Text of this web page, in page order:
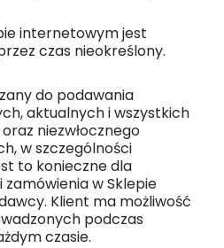
internetowym jest
czas nieokreślony.
do podawania
aktualnych i wszystkich
niezwłocznego
w szczególności
to konieczne dla
zamówienia w Sklepie
Klient ma możliwość
podczas
czasie.